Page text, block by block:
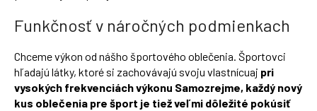
Funkčnosť v náročných podmienkach
Chceme výkon od nášho športového oblečenia. Športovci
hľadajú látky, ktoré si zachovávajú svoju vlastnícuaj pri
vysokých frekvenciách výkonu Samozrejme, každý nový
kus oblečenia pre šport je tiež veľmi dôležité pokúsiť